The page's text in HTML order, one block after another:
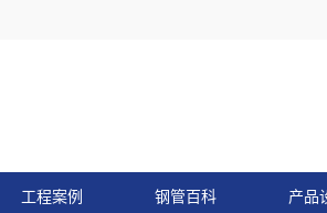
工程案例 钢管百科 产品